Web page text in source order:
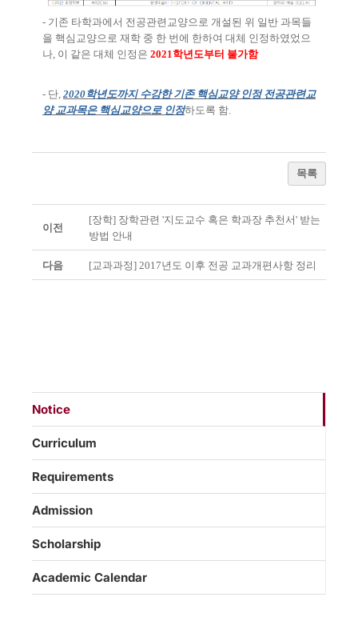
- 기존 타학과에서 전공관련교양으로 개설된 위 일반 과목들
을 핵심교양으로 재학 중 한 번에 한하여 대체 인정하였었으
나 이 같은 대체 인정은 2021 학년도부터 불가함
- 단 2020학년도까지 수강한 기존 핵심교양 인정 전공관련교
양 교과목은 핵심교양으로 인정하도록 함
목록
이전
[장학] 장학관련 '지도교수 혹은 학과장 추천서' 받는
방법 안내
다음 [교과과정] 2017년도 이후 전공 교과개편사항 정리
Notice
Curriculum
Requirements
Admission
Scholarship
Academic Calendar